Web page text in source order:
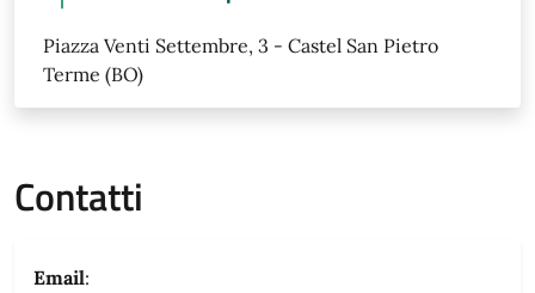
Piazza Venti Settembre, 3 - Castel San Pietro
Terme (BO)
Contatti
Email: